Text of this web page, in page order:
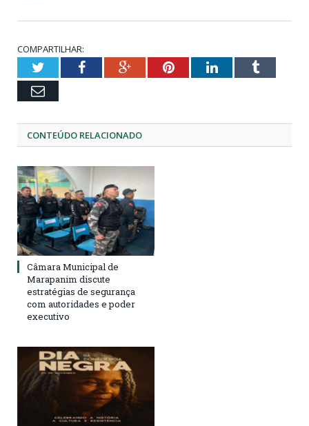
COMPARTILHAR:
TwitterFacebookGoogle+PinterestLinkedInTumblr
Email
CONTEÚDO RELACIONADO
Câmara Municipal de
Marapanim discute
estratégias de segurança
com autoridades e poder
executivo